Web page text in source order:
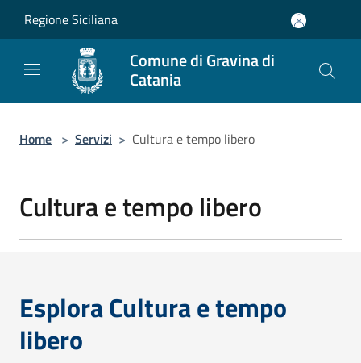
Regione Siciliana
Comune di Gravina di
Catania
Home > Servizi > Cultura e tempo libero
Cultura e tempo libero
Esplora Cultura e tempo
libero